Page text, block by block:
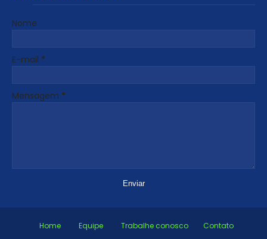
Nome
E-mail *
Mensagem *
Home Equipe Trabalhe conosco Contato